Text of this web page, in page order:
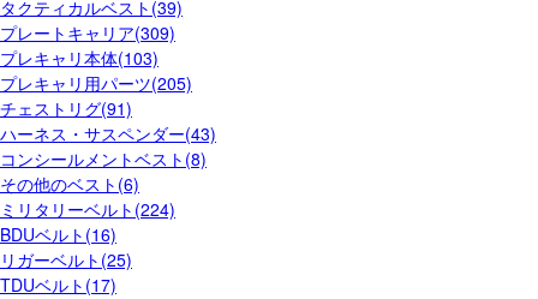
タクティカルベスト(39)
プレートキャリア(309)
プレキャリ本体(103)
プレキャリ用パーツ(205)
チェストリグ(91)
ハーネス・サスペンダー(43)
コンシールメントベスト(8)
その他のベスト(6)
ミリタリーベルト(224)
BDUベルト(16)
リガーベルト(25)
TDUベルト(17)